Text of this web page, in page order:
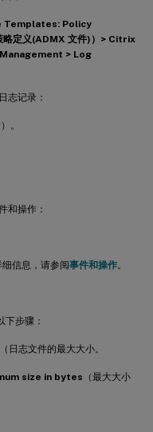
Templates: Policy
定义(ADMX 文件)）> Citrix
> Log
志记录：
。
和操作：
信息，请参阅事件和操作。
步骤：
（日志文件的最大大小。
size in bytes （最大大小